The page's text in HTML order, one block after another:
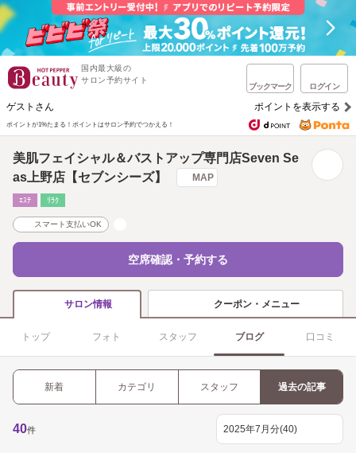
国内最大級の
サロン予約サイト
ブックマーク ログイン
ゲストさん ポイントを表示する
ポイントが1%たまる！ ポイントはサロン予約でつかえる！
美肌フェイシャル＆バストアップ専門店Seven Se
as上野店【セブンシーズ】
MAP
ｴｽﾃ ﾘﾗｸ
スマート支払いOK
空席確認・予約する
サロン情報 クーポン・メニュー
トップ フォト スタッフ ブログ 口コミ
新着 カテゴリ スタッフ 過去の記事
40件